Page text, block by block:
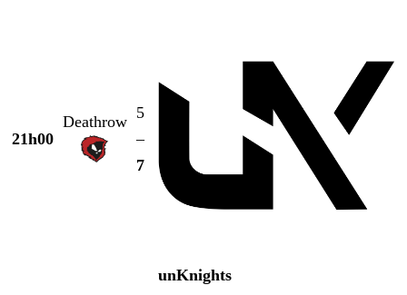
21h00
Deathrow 5
–
7
unKnights